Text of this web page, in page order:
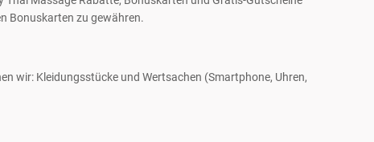
Bonuskarten zu gewähren.
wir: Kleidungsstücke und Wertsachen (Smartphone, Uhren,